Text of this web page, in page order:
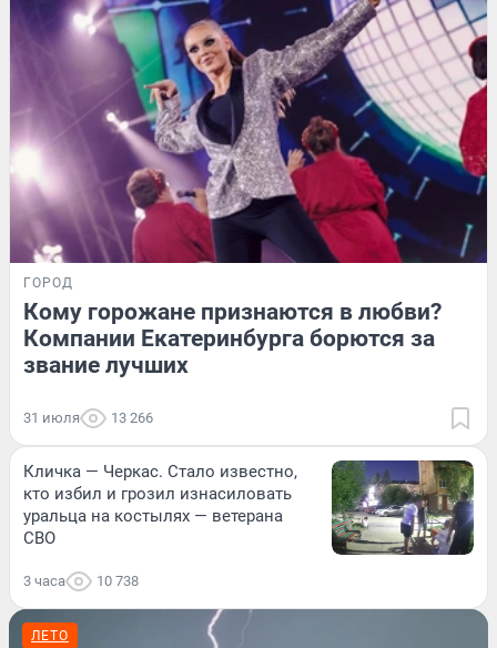
ГОРОД
Кому горожане признаются в любви?
Компании Екатеринбурга борются за
звание лучших
31 июля 13 266
Кличка — Черкас. Стало известно,
кто избил и грозил изнасиловать
уральца на костылях — ветерана
СВО
3 часа 10 738
ЛЕТО